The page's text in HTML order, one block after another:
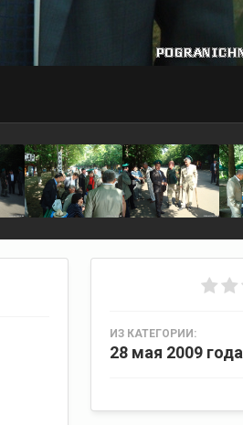
ИЗ КАТЕГОРИИ:
28 мая 2009 года